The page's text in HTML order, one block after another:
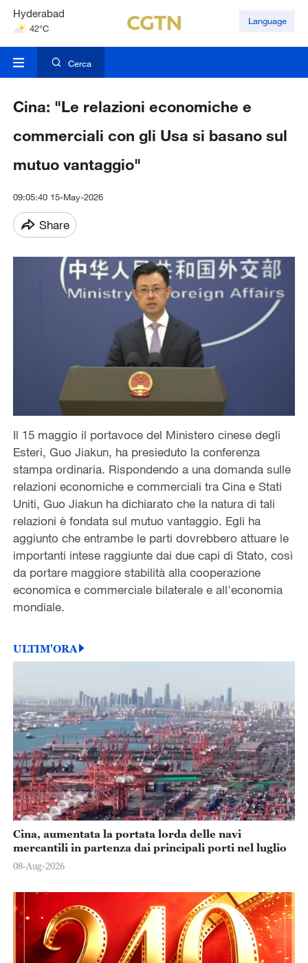
Hyderabad
42°C
Mumbai
Language
Cerca
Cina: "Le relazioni economiche e
commerciali con gli Usa si basano sul
mutuo vantaggio"
09:05:40 15-May-2026
Share
Il 15 maggio il portavoce del Ministero cinese degli
Esteri, Guo Jiakun, ha presieduto la conferenza
stampa ordinaria. Rispondendo a una domanda sulle
relazioni economiche e commerciali tra Cina e Stati
Uniti, Guo Jiakun ha dichiarato che la natura di tali
relazioni è fondata sul mutuo vantaggio. Egli ha
aggiunto che entrambe le parti dovrebbero attuare le
importanti intese raggiunte dai due capi di Stato, così
da portare maggiore stabilità alla cooperazione
economica e commerciale bilaterale e all'economia
mondiale.
ULTIM'ORA
Cina, aumentata la portata lorda delle navi
mercantili in partenza dai principali porti nel luglio
08-Aug-2026